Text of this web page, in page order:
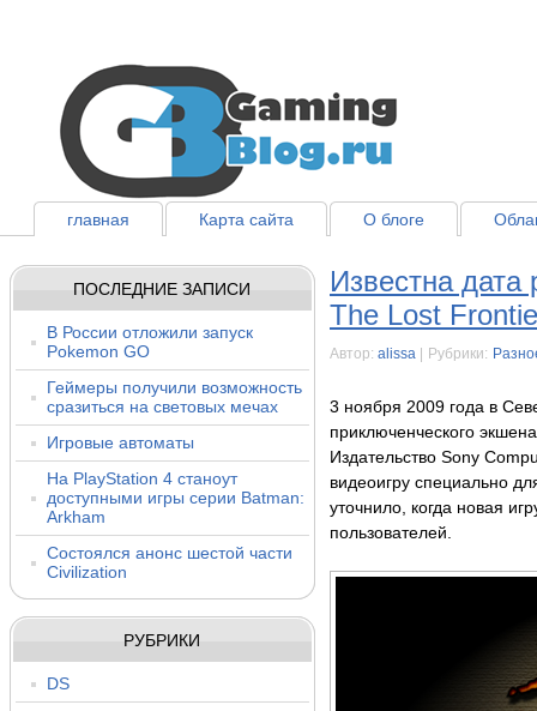
главная Карта сайта О блоге
ПОСЛЕДНИЕ ЗАПИСИ
В России отложили запуск
Pokemon GO
Геймеры получили возможность
сразиться на световых мечах
Игровые автоматы
На PlayStation 4 станоут
доступными игры серии Batman:
Arkham
Состоялся анонс шестой части
Civilization
РУБРИКИ
DS
Известна дата
The Lost
Автор: alissa Рубрики:
3 ноября 2009 года в
приключенческого
Издательство Sony
видеоигру специально
уточнило, когда новая
пользователей.